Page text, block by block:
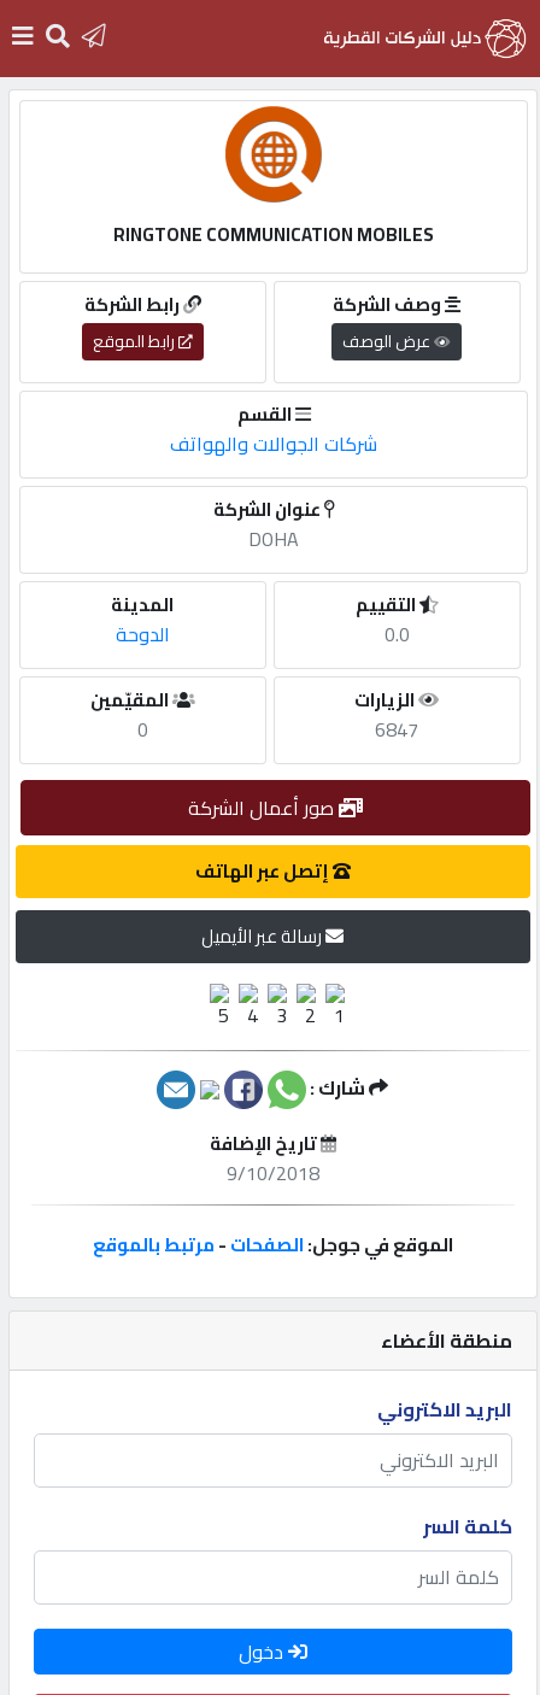
التسجيل
English
أضف
مطلوب
طلب
الاحصائيات
مميزة
إبحث
إعلانات
المنتدى
كيو
مزاد
كيو
نمبر
كارز
منطقة الأعضاء
البريد الاكتروني
كلمة السر
دخول
RINGTONE COMMUNICATION MOBILES
رابط الشركة
رابط الموقع
وصف الشركة
عرض الوصف
القسم
شركات الجوالات والهواتف
عنوان الشركة
DOHA
المدينة
الدوحة
التقييم
0.0
المقيّمين
0
الزيارات
6847
صور أعمال الشركة
إتصل عبر الهاتف
رسالة عبر الأيميل
شارك :
تاريخ الإضافة
9/10/2018
الموقع في جوجل:الصفحات-مرتبط بالموقع